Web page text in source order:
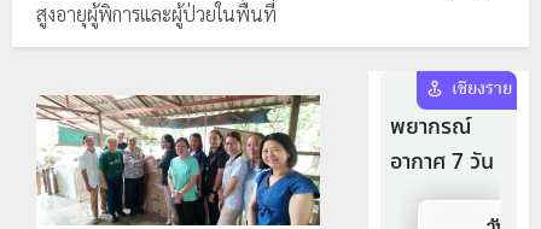
สูงอายุผู้พิการและผู้ป่วยในพื้นที่